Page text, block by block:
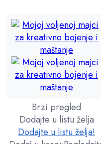
Brzi pregled
Dodajte u listu želja
Dodajte u listu želja!